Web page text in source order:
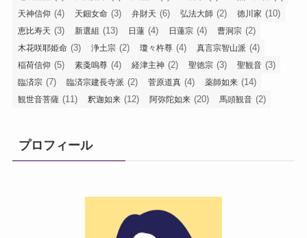
天神信仰 (4) 天鈿女命 (3) 弁財天 (6) 弘法大師 (2) 徳川家 (10)
恵比寿天 (3) 新選組 (13) 日蓮 (4) 日蓮宗 (4) 曹洞宗 (2)
木花咲耶姫命 (3) 浄土宗 (2) 瓊々杵尊 (4) 真言宗智山派 (4)
稲荷信仰 (5) 素戔嗚尊 (4) 経津主神 (2) 聖徳宗 (3) 聖観音 (3)
臨済宗 (7) 臨済宗建長寺派 (2) 菅原道真 (4) 薬師如来 (14)
観世音菩薩 (11) 釈迦如来 (12) 阿弥陀如来 (20) 馬頭観音 (2)
プロフィール